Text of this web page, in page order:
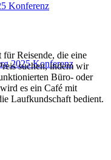
Konferenz
2025 Konferenz
Reisende, die eine
suchen, indem wir
Büro- oder
es ein Café mit
Laufkundschaft bedient.